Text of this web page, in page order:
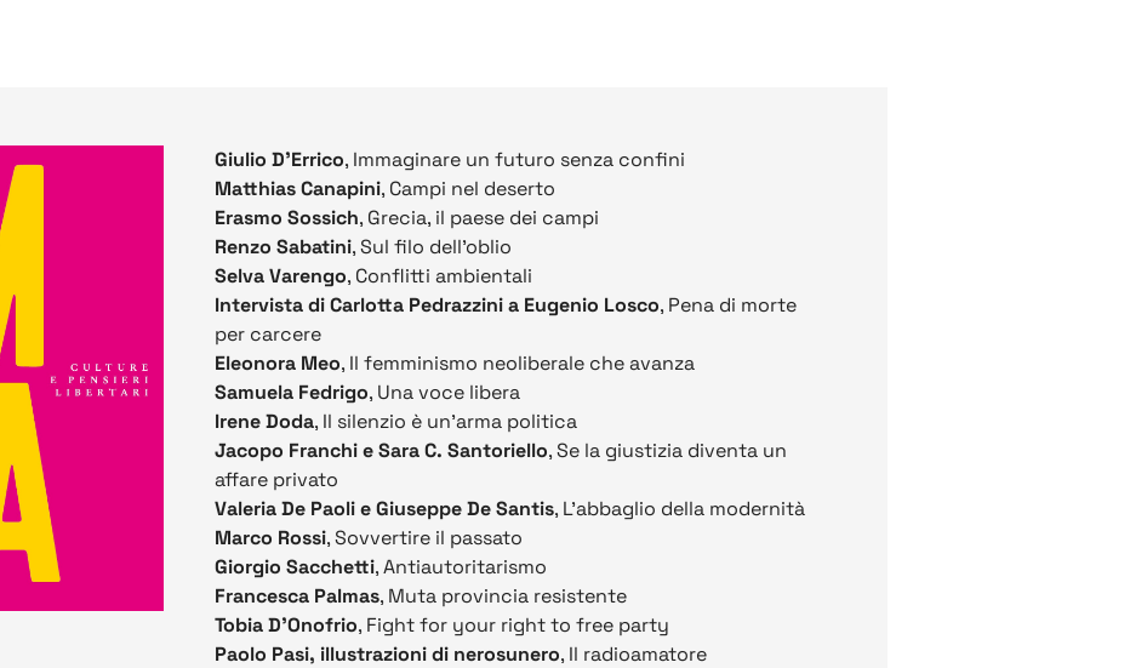
Giulio D’Errico, Immaginare un futuro senza confini
Matthias Canapini, Campi nel deserto
Erasmo Sossich, Grecia, il paese dei campi
Renzo Sabatini, Sul filo dell'oblio
Selva Varengo, Conflitti ambientali
Intervista di Carlotta Pedrazzini a Eugenio Losco, Pena di morte
per carcere
Eleonora Meo, Il femminismo neoliberale che avanza
Samuela Fedrigo, Una voce libera
Irene Doda, Il silenzio è un’arma politica
Jacopo Franchi e Sara C. Santoriello, Se la giustizia diventa un
affare privato
Valeria De Paoli e Giuseppe De Santis, L’abbaglio della modernità
Marco Rossi, Sovvertire il passato
Giorgio Sacchetti, Antiautoritarismo
Francesca Palmas, Muta provincia resistente
Tobia D’Onofrio, Fight for your right to free party
Paolo Pasi, illustrazioni di nerosunero, Il radioamatore